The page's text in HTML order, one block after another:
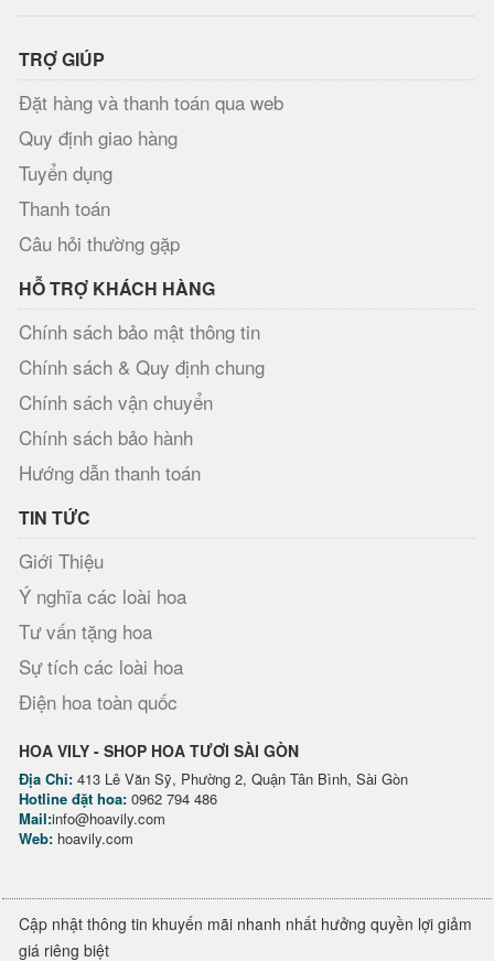
TRỢ GIÚP
Đặt hàng và thanh toán qua web
Quy định giao hàng
Tuyển dụng
Thanh toán
Câu hỏi thường gặp
HỖ TRỢ KHÁCH HÀNG
Chính sách bảo mật thông tin
Chính sách & Quy định chung
Chính sách vận chuyển
Chính sách bảo hành
Hướng dẫn thanh toán
TIN TỨC
Giới Thiệu
Ý nghĩa các loài hoa
Tư vấn tặng hoa
Sự tích các loài hoa
Điện hoa toàn quốc
HOA VILY - SHOP HOA TƯƠI SÀI GÒN
Địa Chỉ: 413 Lê Văn Sỹ, Phường 2, Quận Tân Bình, Sài Gòn
Hotline đặt hoa: 0962 794 486
Mail:info@hoavily.com
Web: hoavily.com
Cập nhật thông tin khuyến mãi nhanh nhất hưởng quyền lợi giảm
giá riêng biệt